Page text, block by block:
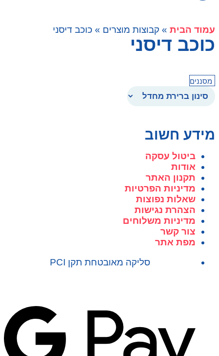
עמוד הבית » קבוצות מוצרים » כוכב דיסני
כוכב דיסני
מסננים
מידע חשוב
ביטול עסקה
אודות
תקנון האתר
מדיניות הפרטיות
שאלות נפוצות
הצהרת נגישות
מדיניות משלוחים
צור קשר
מפת אתר
סליקה מאובטחת תקן PCI